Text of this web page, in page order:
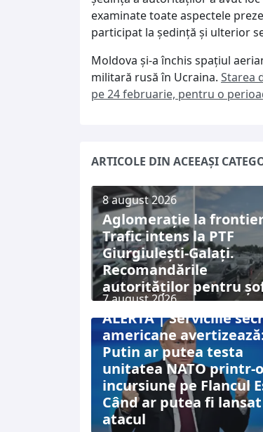
examinate toate aspectele
participat la ședință și ulterior
Moldova și-a închis spațiul
militară rusă în Ucraina. Starea
pe 24 februarie, pentru o
ARTICOLE DIN ACEEAȘI
8 august 2026
Aglomerație la
Trafic intens la PTF
Giurgiulești-Galați.
Recomandările
autorităților pentru
7 august 2026
ALERTĂ | Serviciile
americane
Putin ar putea testa
unitatea NATO printr-o
incursiune pe Flancul
Când ar putea fi lansat
atacul